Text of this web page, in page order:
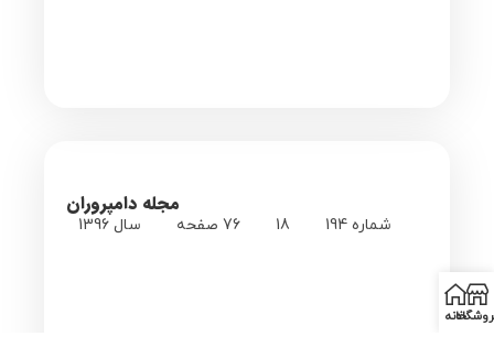
مجله دامپروران
شماره 194 18 76 صفحه سال 1396
خانه